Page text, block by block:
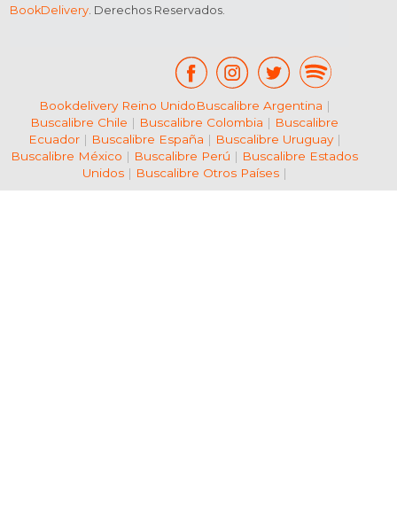
BookDelivery. Derechos Reservados.
Bookdelivery Reino UnidoBuscalibre Argentina |
Buscalibre Chile | Buscalibre Colombia | Buscalibre
Ecuador| Buscalibre España | Buscalibre Uruguay|
Buscalibre México | Buscalibre Perú | Buscalibre Estados
Unidos| Buscalibre Otros Países|